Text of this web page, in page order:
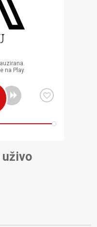
na Play.
uživo